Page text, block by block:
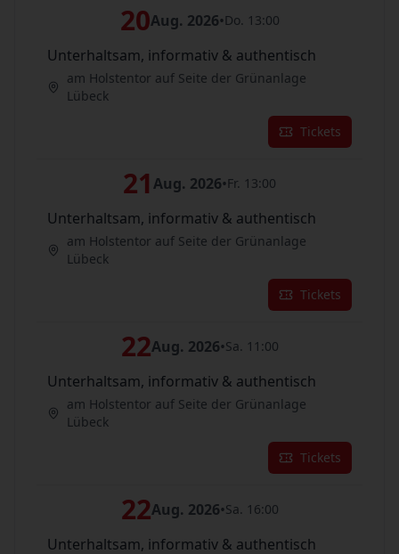
20Aug. 2026•Do. 13:00
Unterhaltsam, informativ & authentisch
am Holstentor auf Seite der Grünanlage
Lübeck
Tickets
21 Aug. 2026•Fr. 13:00
Unterhaltsam, informativ & authentisch
am Holstentor auf Seite der Grünanlage
Lübeck
Tickets
22Aug. 2026•Sa. 11:00
Unterhaltsam, informativ & authentisch
am Holstentor auf Seite der Grünanlage
Lübeck
Tickets
22Aug. 2026•Sa. 16:00
Unterhaltsam, informativ & authentisch